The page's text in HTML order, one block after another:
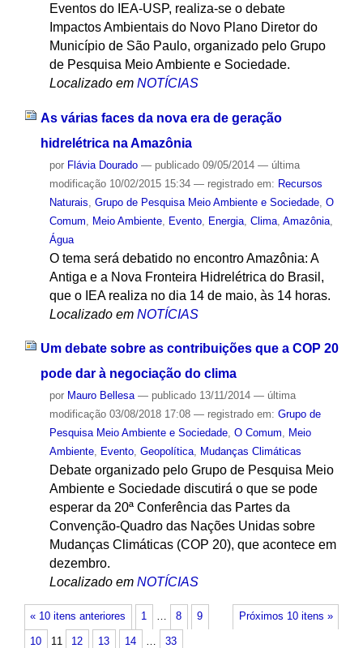
Eventos do IEA-USP, realiza-se o debate
Impactos Ambientais do Novo Plano Diretor do
Município de São Paulo, organizado pelo Grupo
de Pesquisa Meio Ambiente e Sociedade.
Localizado em NOTÍCIAS
As várias faces da nova era de geração
hidrelétrica na Amazônia
por Flávia Dourado — publicado09/05/2014 — última
modificação10/02/2015 15:34 — registrado em: Recursos
Naturais Grupo de Pesquisa Meio Ambiente e Sociedade, O
Comum
Meio Ambiente, Evento, Energia, Clima, Amazônia,
Água
O tema será debatido no encontro Amazônia: A
Antiga e a Nova Fronteira Hidrelétrica do Brasil,
que o IEA realiza no dia 14 de maio, às 14 horas.
Localizado em NOTÍCIAS
Um debate sobre as contribuições que a COP 20
pode dar à negociação do clima
por Mauro Bellesa — publicado13/11/2014 — última
modificação03/08/2018 17:08 — registrado em: Grupo de
Pesquisa Meio Ambiente e Sociedade, O Comum, Meio
Ambiente, Evento, Geopolítica, Mudanças Climáticas
Debate organizado pelo Grupo de Pesquisa Meio
Ambiente e Sociedade discutirá o que se pode
esperar da 20ª Conferência das Partes da
Convenção-Quadro das Nações Unidas sobre
Mudanças Climáticas (COP 20), que acontece em
dezembro.
Localizado em NOTÍCIAS
« 10 itens anteriores Próximos 10 itens »
1 … 8 9
10 11 12 13 14 … 33